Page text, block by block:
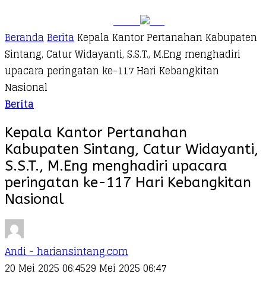
BerandaBeritaKepala Kantor Pertanahan Kabupaten
Sintang, Catur Widayanti, S.S.T., M.Eng menghadiri
upacara peringatan ke-117 Hari Kebangkitan
Nasional
Berita
Kepala Kantor Pertanahan
Kabupaten Sintang, Catur Widayanti,
S.S.T., M.Eng menghadiri upacara
peringatan ke-117 Hari Kebangkitan
Nasional
Andi - hariansintang.com
20 Mei 2025 06:4529 Mei 2025 06:47